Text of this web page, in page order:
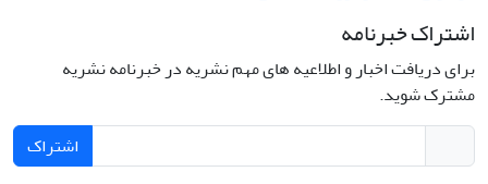
اشتراک خبرنامه
برای دریافت اخبار و اطلاعیه های مهم نشریه در خبرنامه نشریه
مشترک شوید.
اشتراک